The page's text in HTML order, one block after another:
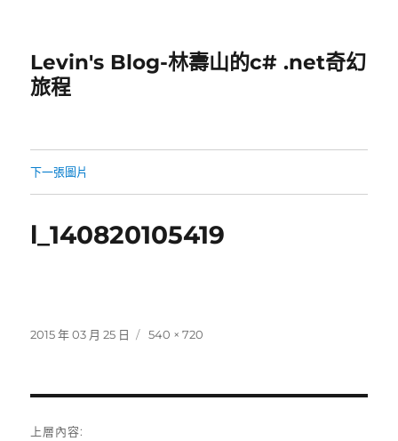
Levin's Blog-林壽山的c# .net奇幻
旅程
下一張圖片
l_140820105419
發
2015 年 03 月 25 日
完
540 × 720
上層內容: